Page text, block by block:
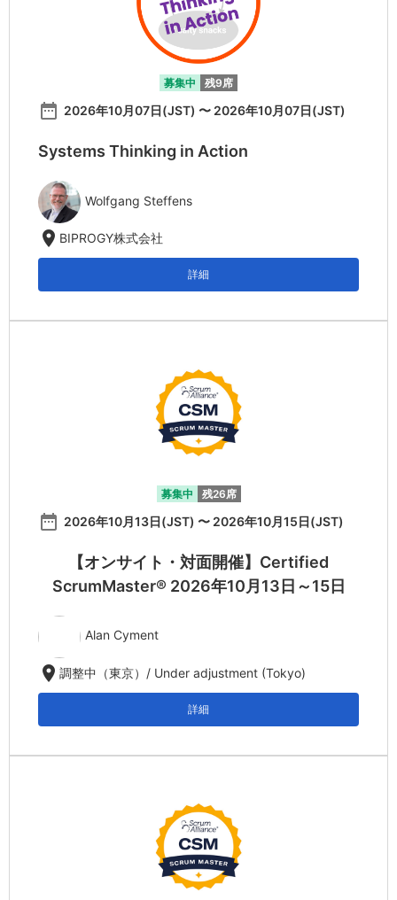
募集中 残9席
date_range 2026年10月07日(JST) 〜 2026年10月07日(JST)
Systems Thinking in Action
Wolfgang Steffens
location_on BIPROGY株式会社
詳細
募集中 残26席
date_range 2026年10月13日(JST) 〜 2026年10月15日(JST)
【オンサイト・対面開催】Certified
ScrumMaster® 2026年10月13日～15日
Alan Cyment
location_on調整中（東京）/ Under adjustment (Tokyo)
詳細